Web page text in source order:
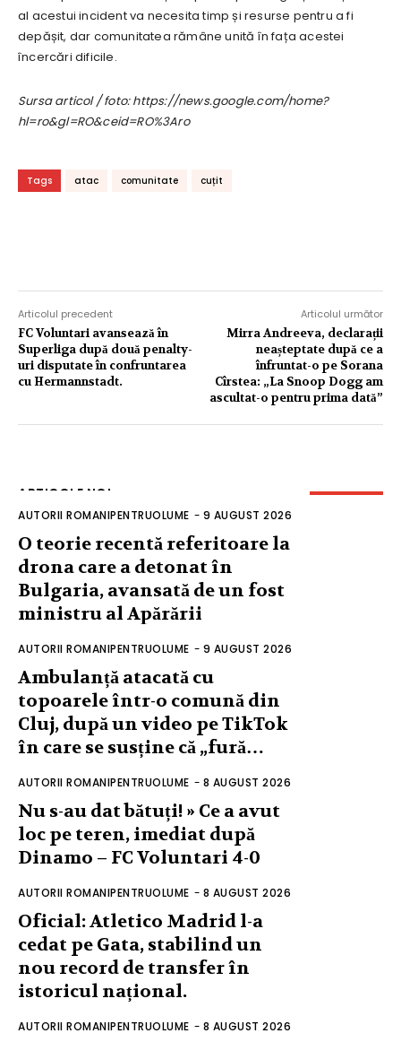
al acestui incident va necesita timp și resurse pentru a fi
depășit, dar comunitatea rămâne unită în fața acestei
încercări dificile.
Sursa articol / foto: https://news.google.com/home?
hl=ro&gl=RO&ceid=RO%3Aro
Tags atac comunitate cuțit
Articolul precedent
FC Voluntari avansează în
Superliga după două penalty-
uri disputate în confruntarea
cu Hermannstadt.
Articolul următor
Mirra Andreeva, declarații
neașteptate după ce a
înfruntat-o pe Sorana
Cîrstea: „La Snoop Dogg am
ascultat-o pentru prima dată”
ARTICOLE NOI
AUTORII ROMANIPENTRUOLUME - 9 AUGUST 2026
O teorie recentă referitoare la
drona care a detonat în
Bulgaria, avansată de un fost
ministru al Apărării
AUTORII ROMANIPENTRUOLUME - 9 AUGUST 2026
Ambulanță atacată cu
topoarele într-o comună din
Cluj, după un video pe TikTok
în care se susține că „fură…
AUTORII ROMANIPENTRUOLUME - 8 AUGUST 2026
Nu s-au dat bătuți! » Ce a avut
loc pe teren, imediat după
Dinamo – FC Voluntari 4-0
AUTORII ROMANIPENTRUOLUME - 8 AUGUST 2026
Oficial: Atletico Madrid l-a
cedat pe Gata, stabilind un
nou record de transfer în
istoricul național.
AUTORII ROMANIPENTRUOLUME - 8 AUGUST 2026